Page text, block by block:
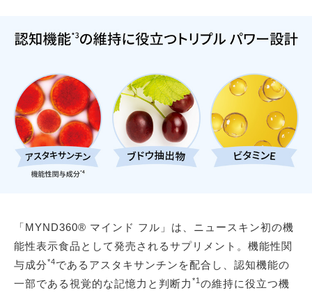
「MYND360® マインド フル」は、ニュースキン初の機
能性表示食品として発売されるサプリメント。機能性関
与成分*4であるアスタキサンチンを配合し、認知機能の
一部である視覚的な記憶力と判断力 *1 の維持に役立つ機